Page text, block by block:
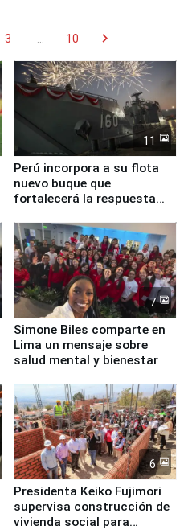
3 10 chevron_right
11
Perú incorpora a su flota
nuevo buque que
fortalecerá la respuesta
7
Simone Biles comparte en
Lima un mensaje sobre
salud mental y bienestar
6
Presidenta Keiko Fujimori
supervisa construcción de
vivienda social para